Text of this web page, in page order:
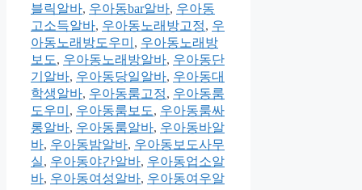
블릭알바, 우아동bar알바, 우아동
고소득알바, 우아동노래방고정, 우
아동노래방도우미 , 우아동노래방
보도, 우아동노래방알바, 우아동단
기알바, 우아동당일알바, 우아동대
학생알바, 우아동룸고정, 우아동룸
도우미 , 우아동룸보도, 우아동룸싸
롱알바, 우아동룸알바, 우아동바알
바, 우아동밤알바, 우아동보도사무
실, 우아동야간알바, 우아동업소알
바, 우아동여성알바, 우아동여우알